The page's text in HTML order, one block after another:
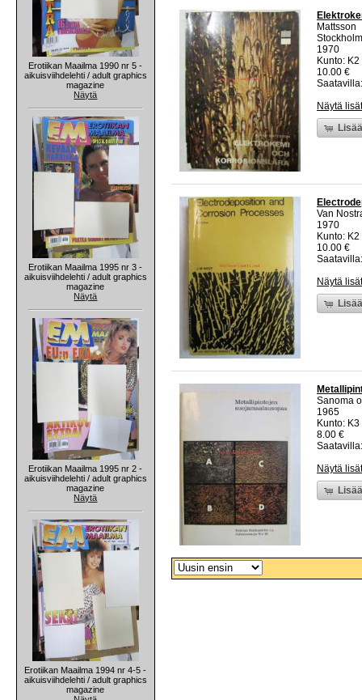
Erotiikan Maailma 1990 nr 5 -
aikuisviihdelehti / adult graphics
magazine
Näytä
Erotiikan Maailma 1995 nr 3 -
aikuisviihdelehti / adult graphics
magazine
Näytä
Erotiikan Maailma 1995 nr 2 -
aikuisviihdelehti / adult graphics
magazine
Näytä
Erotiikan Maailma 1994 nr 4-5 -
aikuisviihdelehti / adult graphics
magazine
Mattsson
1970
Kunto:
10.00 €
Näytä
Van
1970
Kunto:
10.00 €
Näytä
Sanoma
1965
Kunto:
8.00 €
Näytä